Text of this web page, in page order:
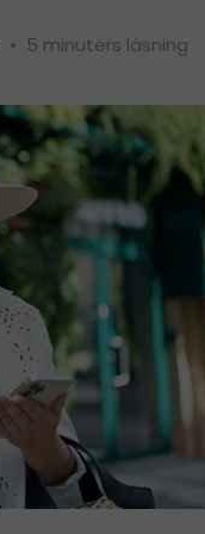
• 5 minuters läsning